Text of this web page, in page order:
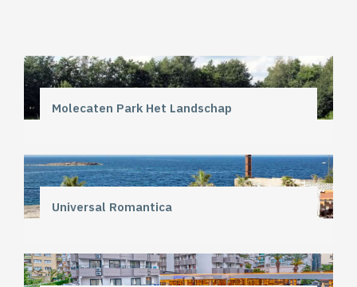
Molecaten Park Het Landschap
Universal Romantica